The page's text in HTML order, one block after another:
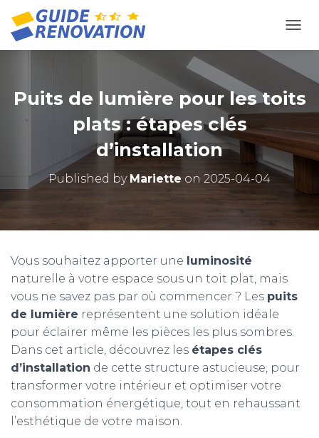
Puits de lumière pour les toits
plats : étapes clés
d’installation
Published by Mariette on 2025-04-04
Vous souhaitez apporter une luminosité
naturelle à votre espace sous un toit plat, mais
vous ne savez pas par où commencer ? Les puits
de lumière représentent une solution idéale
pour éclairer même les pièces les plus sombres.
Dans cet article, découvrez les étapes clés
d’installation de cette structure astucieuse, pour
transformer votre intérieur et optimiser votre
consommation énergétique, tout en rehaussant
l’esthétique de votre maison.